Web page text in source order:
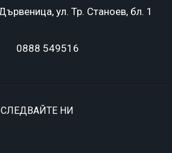
ул. Тр. Станоев, бл. 1
0888 549516
СЛЕДВАЙТЕ НИ